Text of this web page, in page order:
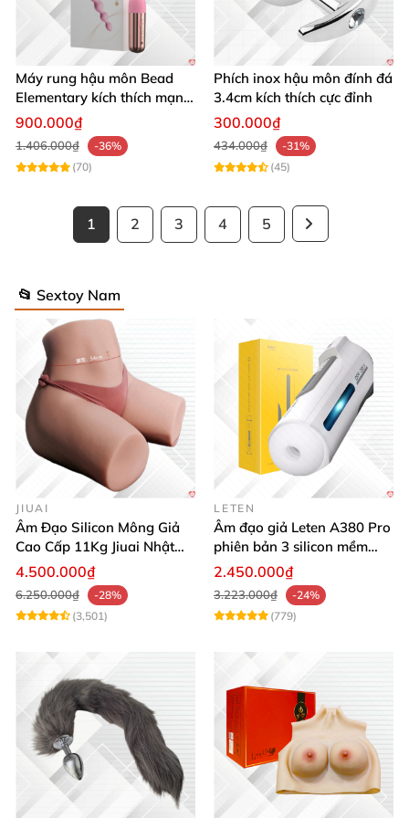
Máy rung hậu môn Bead
Elementary kích thích mạnh
mẽ massage gay
900.000₫
1.406.000₫
-36%
(70)
Phích inox hậu môn đính đá
3.4cm kích thích cực đỉnh
300.000₫
434.000₫
-31%
(45)
1 2 3 4 5
📂 Sextoy Nam
JIUAI
Âm Đạo Silicon Mông Giả
Cao Cấp 11Kg Jiuai Nhật
Bản Thật Như
4.500.000₫
6.250.000₫
-28%
(3,501)
LETEN
Âm đạo giả Leten A380 Pro
phiên bản 3 silicon mềm
mại kích thích
2.450.000₫
3.223.000₫
-24%
(779)